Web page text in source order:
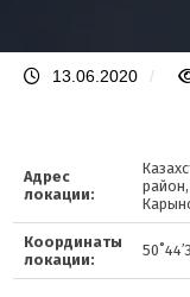
13.06.2020 /
Адрес
локации:
Координаты
локации: